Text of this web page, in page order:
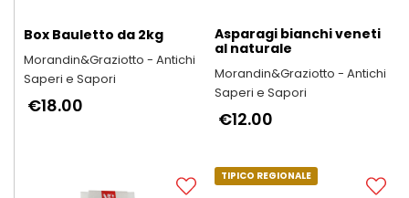
Box Bauletto da 2kg
Morandin&Graziotto - Antichi
Saperi e Sapori
€18.00
Asparagi bianchi veneti
al naturale
Morandin&Graziotto - Antichi
Saperi e Sapori
€12.00
TIPICO REGIONALE